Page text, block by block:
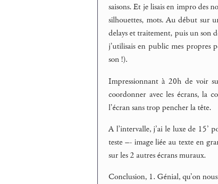
saisons. Et je lisais en impro des
silhouettes, mots. Au début sur
delays et traitement, puis un son
j’utilisais en public mes propres
son !).
Impressionnant à 20h de voir
coordonner avec les écrans, la
l’écran sans trop pencher la tête.
A l’intervalle, j’ai le luxe de 15’
teste –- image liée au texte en
sur les 2 autres écrans muraux.
Conclusion, 1. Génial, qu’on